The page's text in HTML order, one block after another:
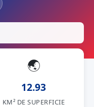
🌏
12.93
KM² DE SUPERFICIE